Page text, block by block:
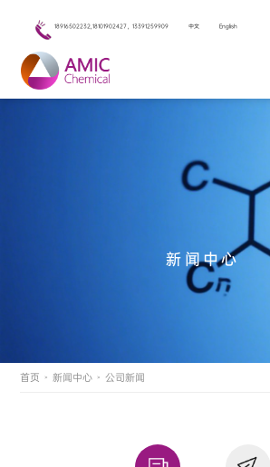
18916502232,18101902427，13391259909 中文 English
新闻中心
首页 > 新闻中心 > 公司新闻